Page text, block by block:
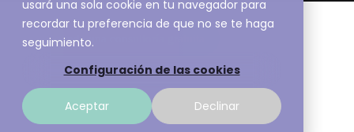
usará una sola cookie en tu navegador para
recordar tu preferencia de que no se te haga
seguimiento.
Configuración de las cookies
Aceptar Declinar
Agenda una consultoría gratuita